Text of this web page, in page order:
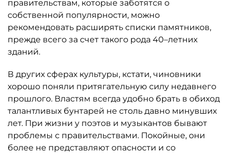
правительствам, которые заботятся о
собственной популярности, можно
рекомендовать расширять списки памятников,
прежде всего за счет такого рода 40–летних
зданий.
В других сферах культуры, кстати, чиновники
хорошо поняли притягательную силу недавнего
прошлого. Властям всегда удобно брать в обиход
талантливых бунтарей не столь давно минувших
лет. При жизни у поэтов и музыкантов бывают
проблемы с правительствами. Покойные, они
более не представляют опасности и со